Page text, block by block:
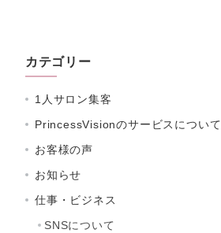
カテゴリー
1人サロン集客
PrincessVisionのサービスについて
お客様の声
お知らせ
仕事・ビジネス
SNSについて